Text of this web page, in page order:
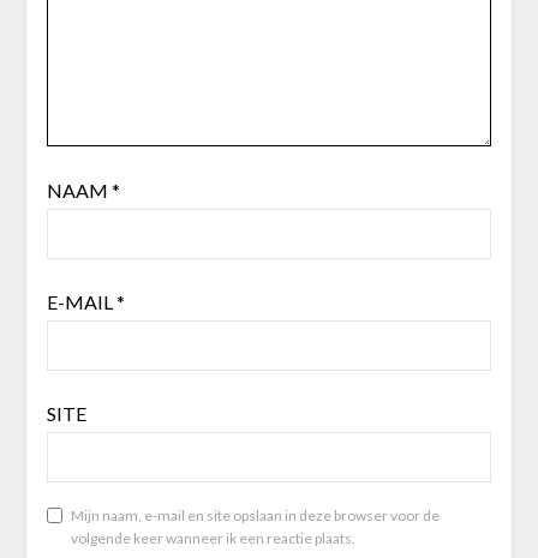
NAAM *
E-MAIL*
SITE
Mijn naam, e-mail en site opslaan in deze browser voor de
volgende keer wanneer ik een reactie plaats.